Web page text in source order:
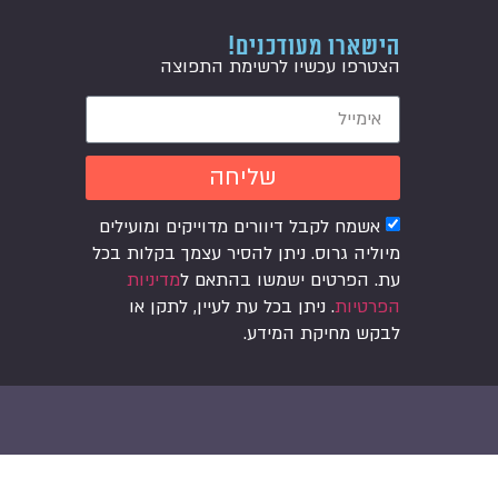
הישארו מעודכנים!
הצטרפו עכשיו לרשימת התפוצה
אשמח לקבל דיוורים מדוייקים ומועילים
מיוליה גרוס. ניתן להסיר עצמך בקלות בכל
עת. הפרטים ישמשו בהתאם למדיניות
הפרטיות. ניתן בכל עת לעיין, לתקן או
לבקש מחיקת המידע.
שליחה